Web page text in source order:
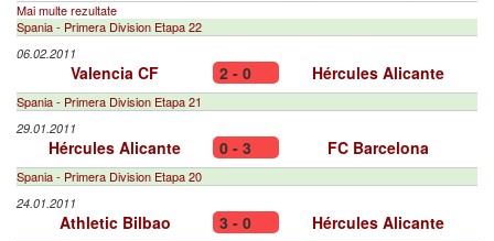
Mai multe rezultate
Spania - Primera Division Etapa 22
06.02.2011
Valencia CF 2 - 0 Hércules Alicante
Spania - Primera Division Etapa 21
29.01.2011
Hércules Alicante 0 - 3 FC Barcelona
Spania - Primera Division Etapa 20
24.01.2011
Athletic Bilbao 3 - 0 Hércules Alicante